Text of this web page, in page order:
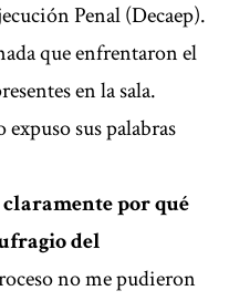
Penal (Decaep).
que enfrentaron el
en la sala.
sus palabras
por qué
del
no me pudieron